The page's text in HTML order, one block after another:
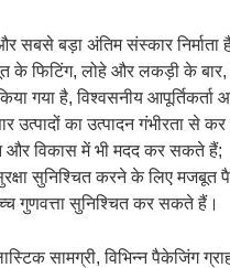
बड़ा अंतिम संस्कार निर्माता
के फिटिंग, लोहे और लकड़ी के बार,
गया है, विश्वसनीय
का उत्पादन गंभीरता से
और विकास में भी मदद कर सकते हैं;
सुनिश्चित करने के लिए मजबूत
गुणवत्ता सुनिश्चित कर सकते हैं।
सामग्री, विभिन्न